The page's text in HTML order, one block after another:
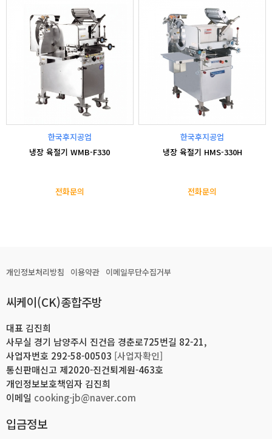
한국후지공업
냉장 육절기 WMB-F330
전화문의
한국후지공업
냉장 육절기 HMS-330H
전화문의
개인정보처리방침 이용약관 이메일무단수집거부
씨케이(CK)종합주방
대표 김진희
사무실 경기 남양주시 진건읍 경춘로725번길 82-21,
사업자번호 292-58-00503 [사업자확인]
통신판매신고 제2020-진건퇴계원-463호
개인정보보호책임자 김진희
이메일 cooking-jb@naver.com
입금정보